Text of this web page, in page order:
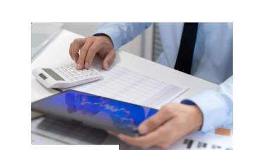
la
Transición
ISO
14001:2026?
Nuevo
Paquete
de
Consultoría.